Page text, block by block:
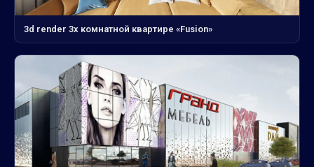
3d render 3х комнатной квартире «Fusion»